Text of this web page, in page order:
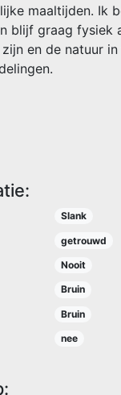
maaltijden. Ik
blijf graag fysiek
en de natuur
Slank
getrouwd
Nooit
Bruin
Bruin
nee